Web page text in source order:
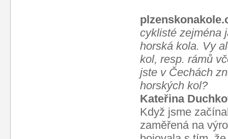
cyklisté zejména
horská kola. Vy
kol, resp. rámů
jste v Čechách
horských kol?
Kateřina
Když jsme
zaměřená na